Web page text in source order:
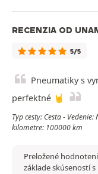
RECENZIA OD
5/5
Pneumatiky s
perfektné 🤘
Typ cesty: Cesta -
kilometre: 100000 km
Preložené
základe skúseností